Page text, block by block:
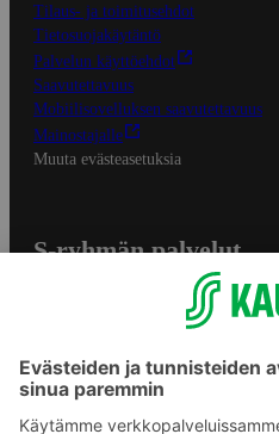
Tilaus- ja toimitusehdot
Tietosuojakäytäntö
Palvelun käyttöehdot
Saavutettavuus
Mobiilisovelluksen saavutettavuus
Mainostajalle
Muuta evästeasetuksia
S-ryhmän palvelut
Yhteishyvä Ruoka -sovellus
S-ostoslista -sovellus
Prisma.fi